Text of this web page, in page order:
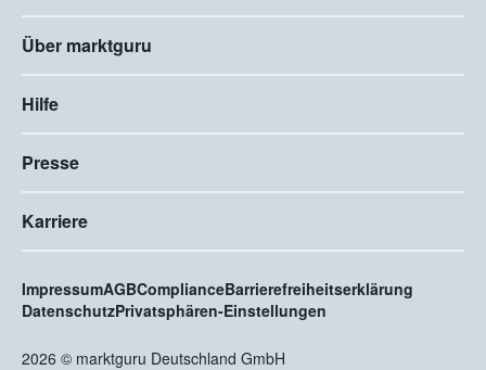
Über marktguru
Hilfe
Presse
Karriere
ImpressumAGBComplianceBarrierefreiheitserklärung
DatenschutzPrivatsphären-Einstellungen
2026 © marktguru Deutschland GmbH